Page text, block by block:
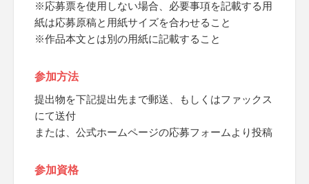
※応募票を使用しない場合、必要事項を記載する用
紙は応募原稿と用紙サイズを合わせること
※作品本文とは別の用紙に記載すること
参加方法
提出物を下記提出先まで郵送、もしくはファックス
にて送付
または、公式ホームページの応募フォームより投稿
参加資格